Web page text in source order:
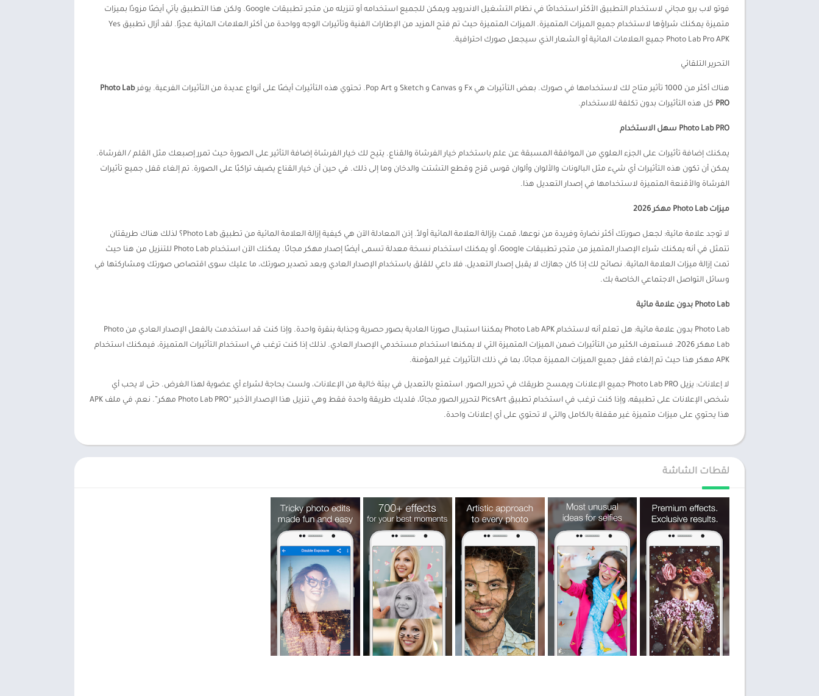
فوتو لاب برو مجاني لاستخدام التطبيق الأكثر استخدامًا في نظام التشغيل الاندرويد ويمكن للجميع استخدامه أو تنزيله من متجر تطبيقات Google. ولكن هذا التطبيق يأتي أيضًا مزودًا بميزات
متميزة يمكنك شراؤها لاستخدام جميع الميزات المتميزة. الميزات المتميزة حيث تم فتح المزيد من الإطارات الفنية وتأثيرات الوجه وواحدة من أكثر العلامات المائية عجزًا. لقد أزال تطبيق Yes
Photo Lab Pro APK جميع العلامات المائية أو الشعار الذي سيجعل صورك احترافية.
التحرير التلقائي
هناك أكثر من 1000 تأثير متاح لك لاستخدامها في صورك. بعض التأثيرات هي Fx و Canvas و Sketch و Pop Art. تحتوي هذه التأثيرات أيضًا على أنواع عديدة من التأثيرات الفرعية. يوفر
Photo Lab
PRO كل هذه التأثيرات بدون تكلفة للاستخدام.
Photo Lab PRO سهل الاستخدام
يمكنك إضافة تأثيرات على الجزء العلوي من الموافقة المسبقة عن علم باستخدام خيار الفرشاة والقناع. يتيح لك خيار الفرشاة إضافة التأثير على الصورة حيث تمرر إصبعك مثل القلم / الفرشاة.
يمكن أن تكون هذه التأثيرات أي شيء مثل البالونات والألوان وألوان قوس قزح وقطع التشتت والدخان وما إلى ذلك. في حين أن خيار القناع يضيف تراكبًا على الصورة. تم إلغاء قفل جميع تأثيرات
الفرشاة والأقنعة المتميزة لاستخدامها في إصدار التعديل هذا.
ميزاتPhoto Lab مهكر 2026
لا توجد علامة مائية: لجعل صورتك أكثر نضارة وفريدة من نوعها، قمت بإزالة العلامة المائية أولاً. إذن المعادلة الآن هي كيفية إزالة العلامة المائية من تطبيق Photo Lab؟ لذلك هناك طريقتان
تتمثل في أنه يمكنك شراء الإصدار المتميز من متجر تطبيقات Google، أو يمكنك استخدام نسخة معدلة تسمى أيضًا إصدار مهكر مجانًا. يمكنك الآن استخدام Photo Lab للتنزيل من هنا حيث
تمت إزالة ميزات العلامة المائية. نصائح لك إذا كان جهازك لا يقبل إصدار التعديل، فلا داعي للقلق باستخدام الإصدار العادي وبعد تصدير صورتك، ما عليك سوى اقتصاص صورتك ومشاركتها في
وسائل التواصل الاجتماعي الخاصة بك.
Photo Lab بدون علامة مائية
Photo Lab بدون علامة مائية: هل تعلم أنه لاستخدام Photo Lab APK يمكننا استبدال صورنا العادية بصور حصرية وجذابة بنقرة واحدة. وإذا كنت قد استخدمت بالفعل الإصدار العادي من Photo
Lab مهكر 2026، فستعرف الكثير من التأثيرات ضمن الميزات المتميزة التي لا يمكنها استخدام مستخدمي الإصدار العادي. لذلك إذا كنت ترغب في استخدام التأثيرات المتميزة، فيمكنك استخدام
APK مهكر هذا حيث تم إلغاء قفل جميع الميزات المميزة مجانًا، بما في ذلك التأثيرات غير المؤمنة.
لا إعلانات: يزيل Photo Lab PRO جميع الإعلانات ويمسح طريقك في تحرير الصور. استمتع بالتعديل في بيئة خالية من الإعلانات، ولست بحاجة لشراء أي عضوية لهذا الغرض. حتى لا يحب أي
شخص الإعلانات على تطبيقه، وإذا كنت ترغب في استخدام تطبيق PicsArt لتحرير الصور مجانًا، فلديك طريقة واحدة فقط وهي تنزيل هذا الإصدار الأخير “Photo Lab PRO مهكر”. نعم، في ملف APK
هذا يحتوي على ميزات متميزة غير مقفلة بالكامل والتي لا تحتوي على أي إعلانات واحدة.
لقطات الشاشة